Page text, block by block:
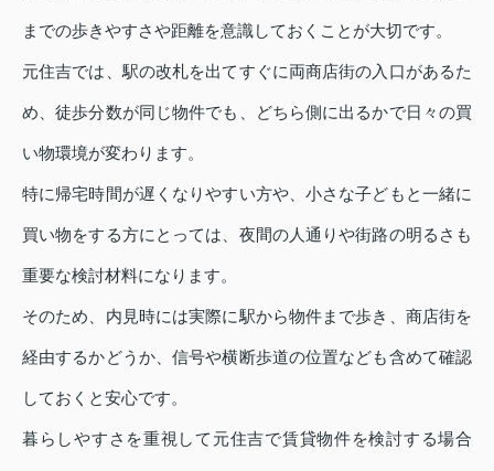
までの歩きやすさや距離を意識しておくことが大切です。
元住吉では、駅の改札を出てすぐに両商店街の入口があるた
め、徒歩分数が同じ物件でも、どちら側に出るかで日々の買
い物環境が変わります。
特に帰宅時間が遅くなりやすい方や、小さな子どもと一緒に
買い物をする方にとっては、夜間の人通りや街路の明るさも
重要な検討材料になります。
そのため、内見時には実際に駅から物件まで歩き、商店街を
経由するかどうか、信号や横断歩道の位置なども含めて確認
しておくと安心です。
暮らしやすさを重視して元住吉で賃貸物件を検討する場合